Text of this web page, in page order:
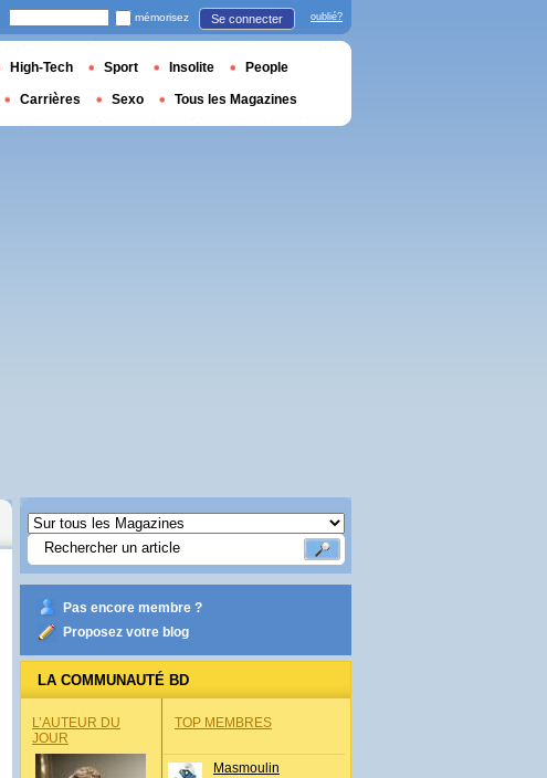
Pas encore membre ?
Proposez votre blog
LA COMMUNAUTÉ BD
L’AUTEUR DU
JOUR
TOP MEMBRES
Masmoulin
mémorisez Se connecter oublié?
High-Tech Sport Insolite People
Carrières Sexo Tous les Magazines